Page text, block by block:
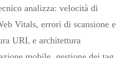
analizza: velocità di
Vitals, errori di scansione e
URL e architettura